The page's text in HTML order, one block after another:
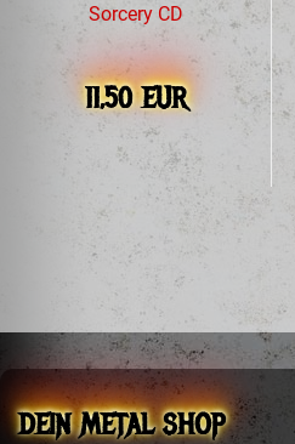
Sorcery CD
11,50 EUR
DEIN METAL SHOP